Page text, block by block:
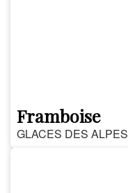
Framboise
GLACES DES ALPES